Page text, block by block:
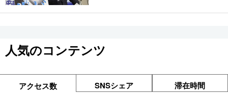
人気のコンテンツ
アクセス数 SNSシェア 滞在時間